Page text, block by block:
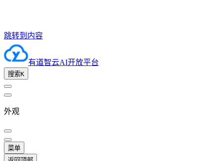
跳转到内容
有道智云AI开放平台
搜索K
外观
菜单